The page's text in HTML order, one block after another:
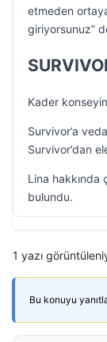
etmeden
giriyorsunuz”
Kader
Survivor’a
Survivor’dan
Lina hakkında
bulundu.
1 yazı
Bu konuyu